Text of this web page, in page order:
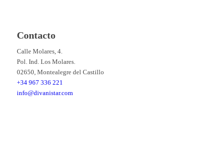
Contacto
Calle Molares, 4.
Pol. Ind. Los Molares.
02650, Montealegre del Castillo
+34 967 336 221
info@divanistar.com